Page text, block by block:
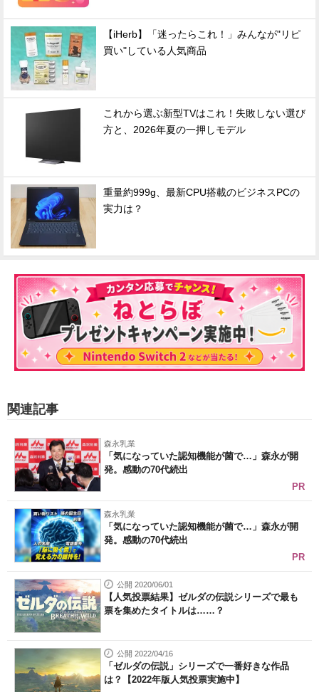
【iHerb】「迷ったらこれ！」みんなが"リピ
買い"している人気商品
これから選ぶ新型TVはこれ！失敗しない選び
方と、2026年夏の一押しモデル
重量約999g、最新CPU搭載のビジネスPCの
実力は？
関連記事
森永乳業
「気になっていた認知機能が菌で…」森永が開
発。感動の70代続出
PR
森永乳業
「気になっていた認知機能が菌で…」森永が開
発。感動の70代続出
PR
公開 2020/06/01
【人気投票結果】ゼルダの伝説シリーズで最も
票を集めたタイトルは……？
公開 2022/04/16
「ゼルダの伝説」シリーズで一番好きな作品
は？【2022年版人気投票実施中】